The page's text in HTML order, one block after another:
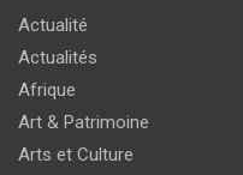
Actualité
Actualités
Afrique
Art & Patrimoine
Arts et Culture